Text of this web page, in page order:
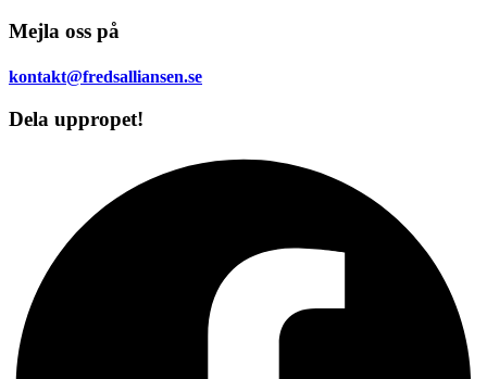
Mejla oss på
kontakt@fredsalliansen.se
Dela uppropet!